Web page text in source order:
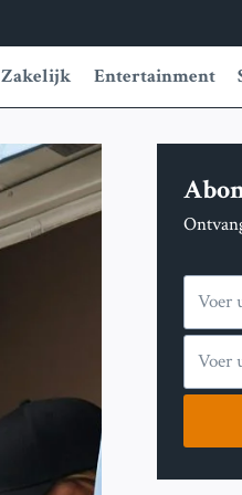
Zakelijk Entertainment